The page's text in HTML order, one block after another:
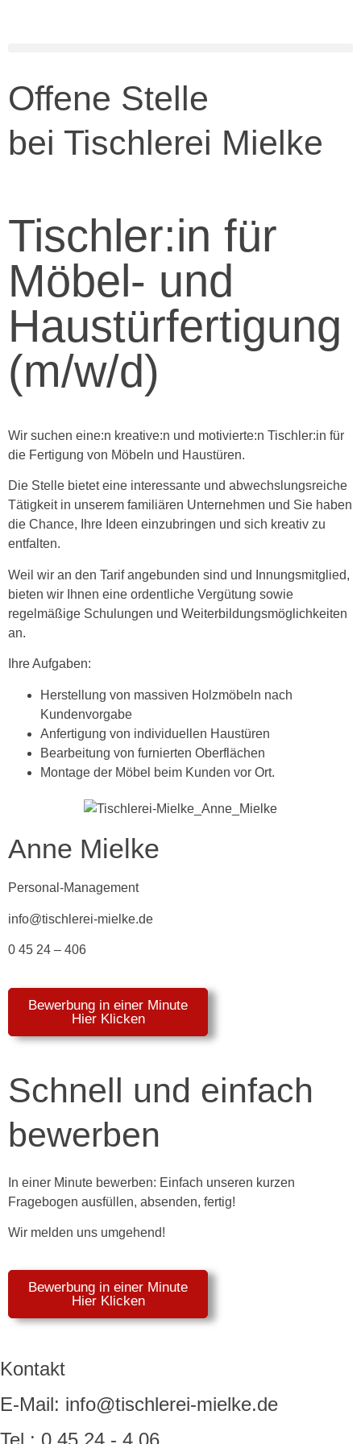
Offene Stelle
bei Tischlerei Mielke
Tischler:in für
Möbel- und
Haustürfertigung
(m/w/d)
Wir suchen eine:n kreative:n und motivierte:n Tischler:in für
die Fertigung von Möbeln und Haustüren.
Die Stelle bietet eine interessante und abwechslungsreiche
Tätigkeit in unserem familiären Unternehmen und Sie haben
die Chance, Ihre Ideen einzubringen und sich kreativ zu
entfalten.
Weil wir an den Tarif angebunden sind und Innungsmitglied,
bieten wir Ihnen eine ordentliche Vergütung sowie
regelmäßige Schulungen und Weiterbildungsmöglichkeiten
an.
Ihre Aufgaben:
Herstellung von massiven Holzmöbeln nach
Kundenvorgabe
Anfertigung von individuellen Haustüren
Bearbeitung von furnierten Oberflächen
Montage der Möbel beim Kunden vor Ort.
Anne Mielke
Personal-Management
info@tischlerei-mielke.de
0 45 24 – 406
Bewerbung in einer Minute
Hier Klicken
Schnell und einfach
bewerben
In einer Minute bewerben: Einfach unseren kurzen
Fragebogen ausfüllen, absenden, fertig!
Wir melden uns umgehend!
Bewerbung in einer Minute
Hier Klicken
Kontakt
E-Mail: info@tischlerei-mielke.de